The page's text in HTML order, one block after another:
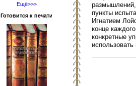
Ещё>>>
Готовится к печати
пункты
Игнатием
конце
конкретные